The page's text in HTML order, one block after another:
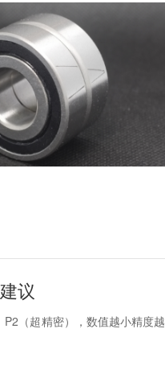
议
（超精密），数值越小精度越